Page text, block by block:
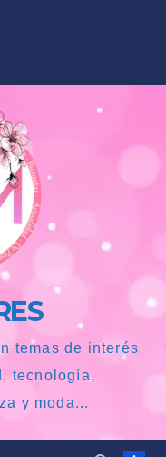
temas de interés
tecnología,
y moda...